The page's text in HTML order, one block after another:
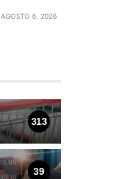
AGOSTO 6, 2026
313
39